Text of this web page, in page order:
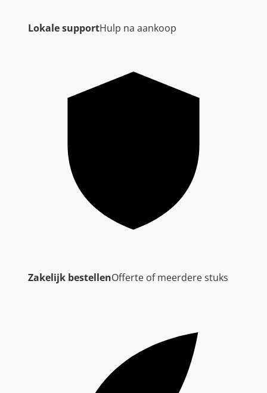
Lokale supportHulp na aankoop
Zakelijk bestellenOfferte of meerdere stuks